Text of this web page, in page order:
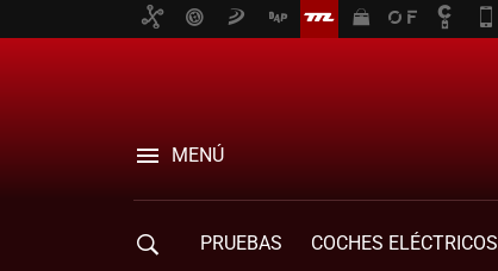
MENÚ
PRUEBAS COCHES ELÉCTRICOS